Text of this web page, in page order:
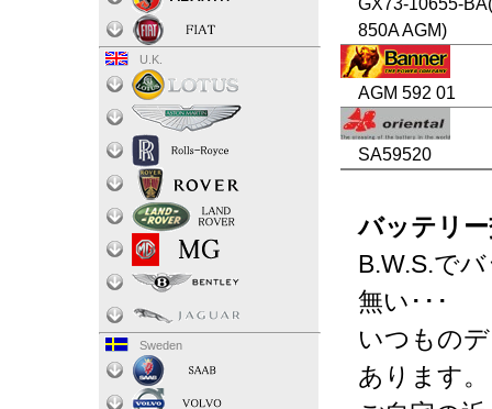
850A AGM)
AGM 592 01
SA59520
バッテリ
B.W.S.で
無い･･･
いつもの
あります
U.K.
Sweden